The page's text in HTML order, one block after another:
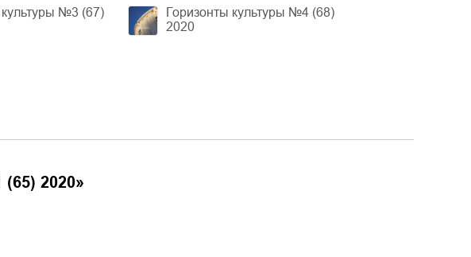
культуры №3 (67)
Горизонты культуры №4 (68)
2020
2020»